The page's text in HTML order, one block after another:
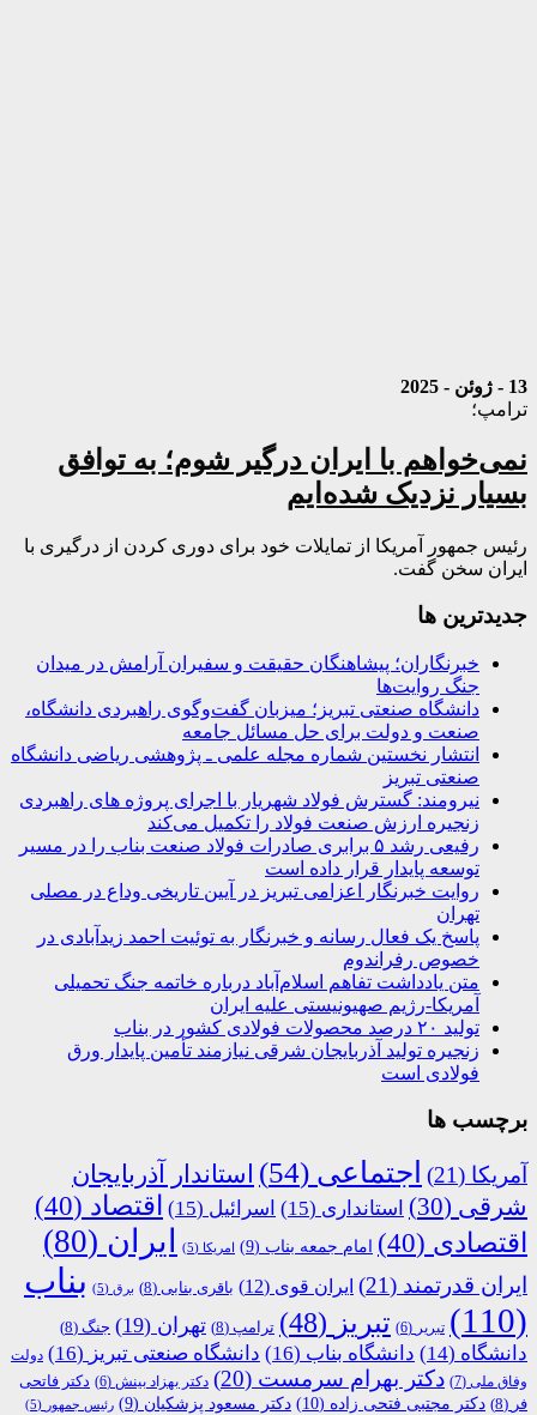
13 - ژوئن - 2025
ترامپ؛
نمی‌خواهم با ایران درگیر شوم؛ به توافق
بسیار نزدیک شده‌ایم
رئیس جمهور آمریکا از تمایلات خود برای دوری کردن از درگیری با
ایران سخن گفت.
جديدترين ها
خبرنگاران؛ پیشاهنگان حقیقت و سفیران آرامش در میدان
جنگ روایت‌ها
دانشگاه صنعتی تبریز؛ میزبان گفت‌وگوی راهبردی دانشگاه،
صنعت و دولت برای حل مسائل جامعه
انتشار نخستین شماره مجله علمی ـ پژوهشی ریاضی دانشگاه
صنعتی تبریز
نیرومند: گسترش فولاد شهریار با اجرای پروژه های راهبردی
زنجیره ارزش صنعت فولاد را تکمیل می‌کند
رفیعی رشد ۵ برابری صادرات فولاد صنعت بناب را در مسیر
توسعه پایدار قرار داده است
روایت خبرنگار اعزامی تبریز در آیین تاریخی وداع در مصلی
تهران
پاسخ یک فعال رسانه و خبرنگار به توئیت احمد زیدآبادی در
خصوص رفراندوم
متن یادداشت تفاهم اسلام‌آباد درباره خاتمه جنگ تحمیلی
آمریکا-رژیم صهیونیستی علیه ایران
تولید ۲۰ درصد محصولات فولادی کشور در بناب
زنجیره تولید آذربایجان شرقی نیازمند تأمین پایدار ورق
فولادی است
برچسب ها
آمریکا (21) اجتماعی (54)
استاندار آذربایجان
شرقی (30) استانداری (15) اسرائیل (15) اقتصاد (40)
اقتصادی (40) امام جمعه بناب (9) امریکا (5) ایران (80)
ایران قدرتمند (21) ایران قوی (12) باقری بنابی (8) برق (5)
بناب
(110)
تبریر (6) تبریز (48) ترامپ (8) تهران (19) جنگ (8)
دانشگاه (14) دانشگاه بناب (16) دانشگاه صنعتی تبریز (16)
دولت
وفاق ملی (7) دکتر بهرام سرمست (20) دکتر بهزاد بینش (6)
دکتر فاتحی
فر (8) دکتر مجتبی فتحی زاده (10) دکتر مسعود پزشکیان (9) رئیس جمهور (5)